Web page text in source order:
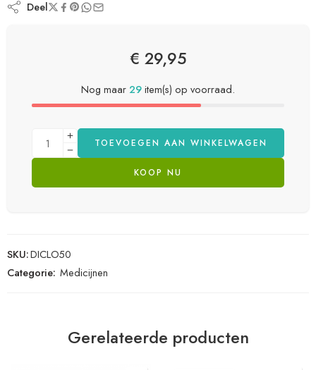
Deel
€ 29,95
Nog maar29item(s) op voorraad.
TOEVOEGEN AAN WINKELWAGEN
KOOP NU
SKU:DICLO50
Categorie: Medicijnen
Gerelateerde producten